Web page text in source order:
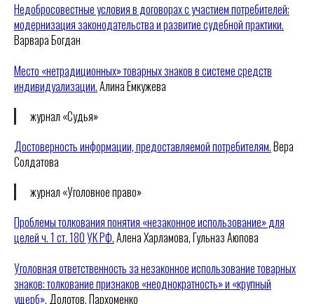
Недобросовестные условия в договорах с участием потребителей:
модернизация законодательства и развитие судебной практики.
Варвара Богдан
Место «нетрадиционных» товарных знаков в системе средств
индивидуализации.Алина Емкужева
журнал «Судья»
Достоверность информации, предоставляемой потребителям.Вера
Солдатова
журнал «Уголовное право»
Проблемы толкования понятия «незаконное использование» для
целей ч. 1 ст. 180 УК РФ.Алена Харламова, Гульназ Аюпова
Уголовная ответственность за незаконное использование товарных
знаков: толкование признаков «неоднократность» и «крупный
ущерб».Долотов, Пархоменко